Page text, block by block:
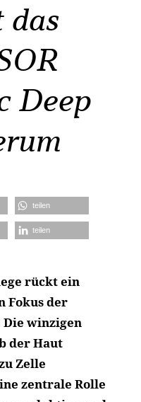
Deep
teilen
teilen
rückt ein
Fokus der
Die winzigen
der Haut
Zelle
zentrale Rolle